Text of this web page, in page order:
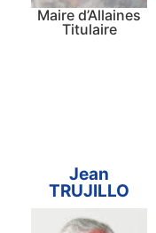
Maire d’Allaines
Titulaire
Jean
TRUJILLO